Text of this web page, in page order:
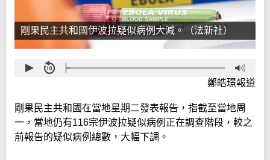
剛果民主共和國伊波拉疑似病例大減。（法新社）
鄭皓璟報道
剛果民主共和國在當地星期二發表報告，指截至當地周
一，當地仍有116宗伊波拉疑似病例正在調查階段，較之
前報告的疑似病例總數，大幅下調。